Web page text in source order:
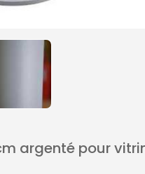
argenté pour